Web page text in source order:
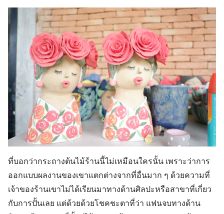
ที่บอกว่ากระถางต้นไม้ร้านนี้ไม่เหมือนใครนั้น เพราะว่าการ
ออกแบบผลงานของเขาแตกต่างจากที่อื่นมาก ๆ ด้วยความที่
เจ้าของร้านเขาไม่ได้เรียนมาทางด้านศิลปะหรือสาขาที่เกี่ยว
กับการปั้นเลย แต่ด้วยด้วยโชคชะตาที่ว่า แฟนจบทางด้าน